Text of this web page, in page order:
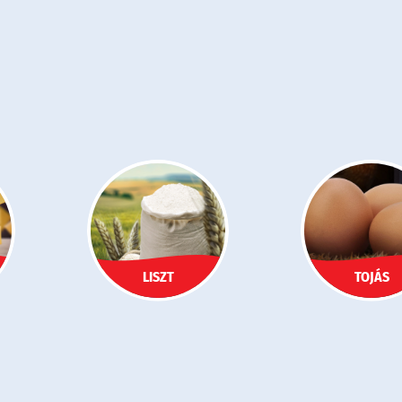
LISZT TOJÁS